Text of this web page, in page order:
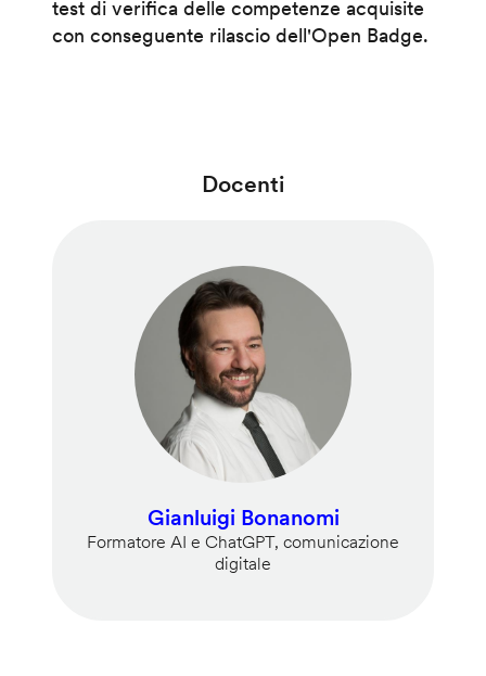
test di verifica delle competenze acquisite
con conseguente rilascio dell'Open Badge.
Docenti
Gianluigi Bonanomi
Formatore AI e ChatGPT, comunicazione
digitale